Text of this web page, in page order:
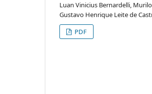
Luan Vinicius Bernardelli,
Gustavo Henrique Leite de
PDF